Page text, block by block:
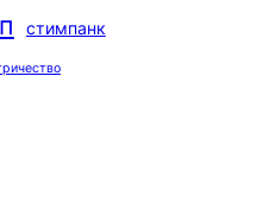
стимпанк